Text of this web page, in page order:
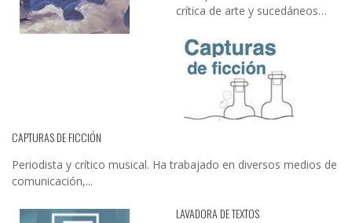
crítica de arte y sucedáneos…
CAPTURAS DE FICCIÓN
Periodista y crítico musical. Ha trabajado en diversos medios de
comunicación,...
LAVADORA DE TEXTOS